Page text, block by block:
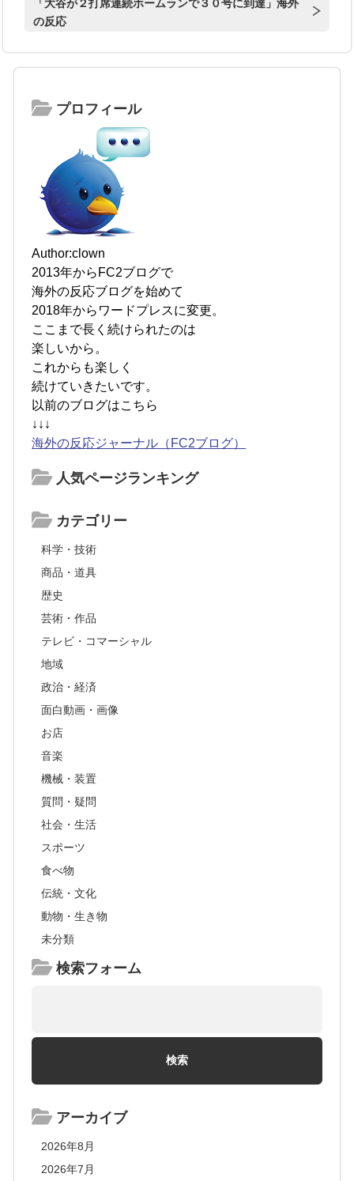
「大谷が２打席連続ホームランで３０号に到達」海外
の反応
プロフィール
Author:clown
2013年からFC2ブログで
海外の反応ブログを始めて
2018年からワードプレスに変更。
ここまで長く続けられたのは
楽しいから。
これからも楽しく
続けていきたいです。
以前のブログはこちら
↓↓↓
海外の反応ジャーナル（FC2ブログ）
人気ページランキング
カテゴリー
科学・技術
商品・道具
歴史
芸術・作品
テレビ・コマーシャル
地域
政治・経済
面白動画・画像
お店
音楽
機械・装置
質問・疑問
社会・生活
スポーツ
食べ物
伝統・文化
動物・生き物
未分類
検索フォーム
アーカイブ
2026年8月
2026年7月